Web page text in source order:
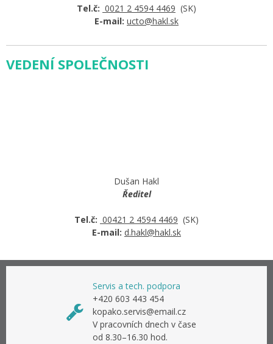
Tel.č: 0021 2 4594 4469 (SK)
E-mail: ucto@hakl.sk
VEDENÍ SPOLEČNOSTI
Dušan Hakl
Ředitel
Tel.č: 00421 2 4594 4469 (SK)
E-mail: d.hakl@hakl.sk
Servis a tech. podpora
+420 603 443 454
kopako.servis@email.cz
V pracovních dnech v čase
od 8.30–16.30 hod.